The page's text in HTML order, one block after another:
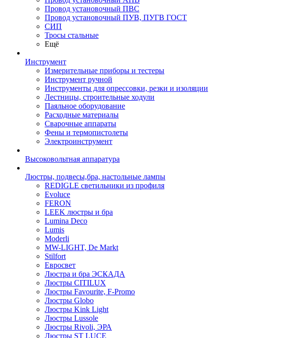
Провод установочный ПВС
Провод установочный ПУВ, ПУГВ ГОСТ
СИП
Тросы стальные
Ещё
Инструмент
Измерительные приборы и тестеры
Инструмент ручной
Инструменты для опрессовки, резки и изоляции
Лестницы, строительные ходули
Паяльное оборудование
Расходные материалы
Сварочные аппараты
Фены и термопистолеты
Электроинструмент
Высоковольтная аппаратура
Люстры, подвесы,бра, настольные лампы
REDIGLE светильники из профиля
Evoluce
FERON
LEEK люстры и бра
Lumina Deco
Lumis
Moderli
MW-LIGHT, De Markt
Stilfort
Евросвет
Люстра и бра ЭСКАДА
Люстры CITILUX
Люстры Favourite, F-Promo
Люстры Globo
Люстры Kink Light
Люстры Lussole
Люстры Rivoli, ЭРА
Люстры ST LUCE